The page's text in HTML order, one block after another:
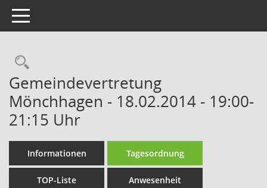
Toggle navigation
Rechercheauswahl
Gemeindevertretung
Mönchhagen - 18.02.2014 - 19:00-
21:15 Uhr
Informationen Tagesordnung
TOP-Liste Anwesenheit